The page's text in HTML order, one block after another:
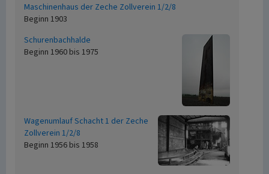
Maschinenhaus der Zeche Zollverein 1/2/8
Beginn 1903
Schurenbachhalde
Beginn 1960 bis 1975
Wagenumlauf Schacht 1 der Zeche
Zollverein 1/2/8
Beginn 1956 bis 1958